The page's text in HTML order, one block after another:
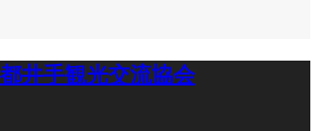
井手観光交流協会